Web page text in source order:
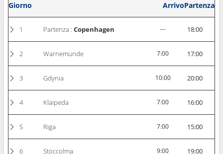
Giorno ArrivoPartenza
1 Partenza :Copenhagen --- 18:00
2 Warnemunde 7:00 17:00
3 Gdynia 10:00 20:00
4 Klaipeda 7:00 16:00
5 Riga 7:00 15:00
6 Stoccolma 9:00 19:00